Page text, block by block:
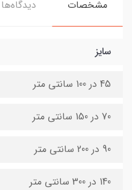
مشخصات دیدگاه‌ها
سایز
45 در 100 سانتی متر
70 در 150 سانتی متر
90 در 200 سانتی متر
140 در 300 سانتی متر